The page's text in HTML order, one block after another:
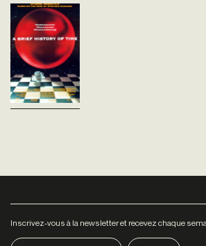
Royaume-Uni - 1991
vost - 91'
Evocation des travaux et de la
vie de l'astrophysicien
Stephen Hawking à travers
son best-seller.
Inscrivez-vous à la newsletter et recevez chaque